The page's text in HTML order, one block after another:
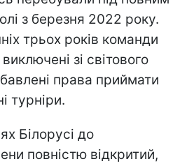
з березня 2022 року.
трьох років команди
зі світового
права приймати
турніри.
Білорусі до
повністю відкритий,